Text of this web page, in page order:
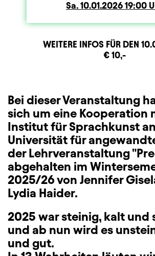
Sa. Samstag
10.01.2026 19:00
WEITERE INFOS FÜR DEN
Information
€ 10,-
Bei dieser Veranstaltung
sich um eine Kooperation
Institut für Sprachkunst
Universität für
der Lehrveranstaltung
abgehalten im
2025/26 von Jennifer
Lydia Haider.
2025 war steinig, kalt und
und ab nun wird es
und gut.